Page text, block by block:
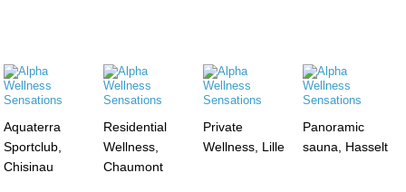
Aquaterra
Sportclub,
Chisinau
Residential
Wellness,
Chaumont
Private
Wellness, Lille
Panoramic
sauna, Hasselt